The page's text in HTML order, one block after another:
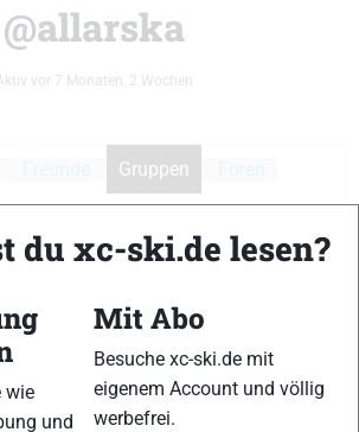
@allarska
vor 7 Monaten, 2 Wochen
Gruppen
keine Gruppen gefunden.
du xc-ski.de lesen?
wie
und
Mit Abo
Besuche xc-ski.de mit
eigenem Account und völlig
werbefrei.